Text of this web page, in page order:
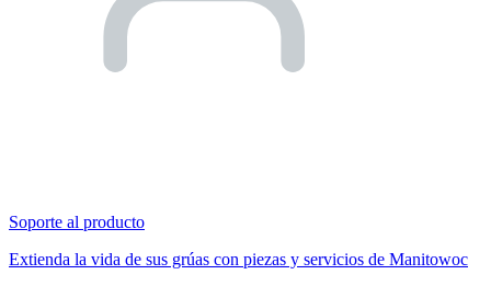
Soporte al producto
Extienda la vida de sus grúas con piezas y servicios de Manitowoc